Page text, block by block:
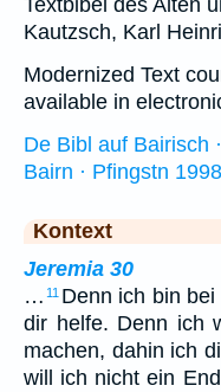
Textbibel des Alten
Kautzsch, Karl
Modernized Text
available in
De Bibl auf Bairisch
Bairn · Pfingstn
Kontext
Jeremia 30
… 11 Denn ich bin
dir helfe. Denn ich
machen, dahin ich
will ich nicht ein